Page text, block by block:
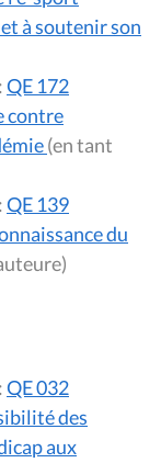
à soutenir son
Question écrite :QE 172
contre
(en tant
Question écrite :QE 139
du
qu'auteure)
Question écrite :QE 032
des
aux